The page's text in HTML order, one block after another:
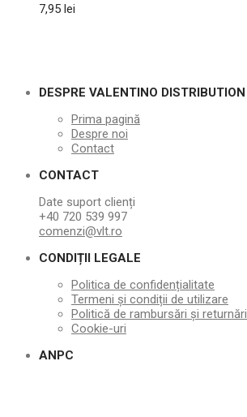
7,95 lei
DESPRE VALENTINO DISTRIBUTION
Prima pagină
Despre noi
Contact
CONTACT
Date suport clienți
+40 720 539 997
comenzi@vlt.ro
CONDIȚII LEGALE
Politica de confidențialitate
Termeni și condiții de utilizare
Politică de rambursări și returnări
Cookie-uri
ANPC